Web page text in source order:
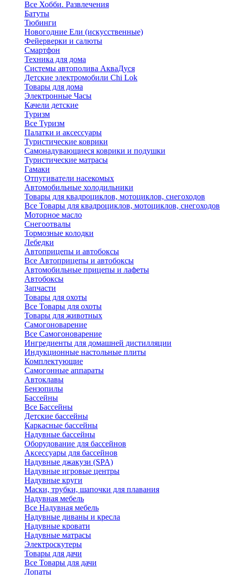
Все Хобби. Развлечения
Батуты
Тюбинги
Новогодние Ели (искусственные)
Фейерверки и салюты
Смартфон
Техника для дома
Системы автополива АкваДуся
Детские электромобили Chi Lok
Товары для дома
Электронные Часы
Качели детские
Туризм
Все Туризм
Палатки и аксессуары
Туристические коврики
Самонадувающиеся коврики и подушки
Туристические матрасы
Гамаки
Отпугиватели насекомых
Автомобильные холодильники
Товары для квадроциклов, мотоциклов, снегоходов
Все Товары для квадроциклов, мотоциклов, снегоходов
Моторное масло
Снегоотвалы
Тормозные колодки
Лебедки
Автоприцепы и автобоксы
Все Автоприцепы и автобоксы
Автомобильные прицепы и лафеты
Автобоксы
Запчасти
Товары для охоты
Все Товары для охоты
Товары для животных
Самогоноварение
Все Самогоноварение
Ингредиенты для домашней дистилляции
Индукционные настольные плиты
Комплектующие
Самогонные аппараты
Автоклавы
Бензопилы
Бассейны
Все Бассейны
Детские бассейны
Каркасные бассейны
Надувные бассейны
Оборудование для бассейнов
Аксессуары для бассейнов
Надувные джакузи (SPA)
Надувные игровые центры
Надувные круги
Маски, трубки, шапочки для плавания
Надувная мебель
Все Надувная мебель
Надувные диваны и кресла
Надувные кровати
Надувные матрасы
Электроскутеры
Товары для дачи
Все Товары для дачи
Лопаты